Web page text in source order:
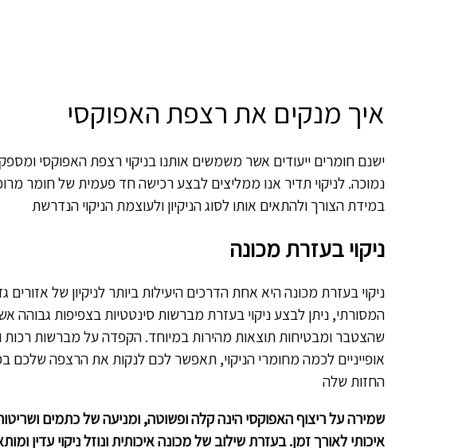
איך מנקים את רצפת האפוקסי
ישנם חומרים ייעודים אשר משמשים אותנו בניקוי רצפת האפוקסי
נמוכה. לניקוי תדיר אנו ממליצים לבצע רכישה חד פעמית של חומר
במידת הצורך ולהתאים אותו לסוג הניקיון ולעוצמת הניקוי הנדרשת
ניקוי בעזרת מכונה
ניקוי בעזרת מכונה היא אחת הדרכים היעילות ביותר לניקיון של אזורים
המסורתי, ניתן לבצע ניקוי בעזרת מברשות סינטטיות בצפיפות גבוהה
שהצטבר ומבטיחות תוצאות מהירות במיוחד. הקפדה על מברשות רכות
אופייניים לכמה מחומרי הניקוי, תאפשר לכם לנקות את הרצפה שלכם
החזות שלה
שמירה על ריצוף האפוקסי הינה קלה ופשוטה, ומניעה של כתמים
איכותי לאורך זמן. בעזרת שילוב של מכונה איכותית ונוזל ניקוי עדין